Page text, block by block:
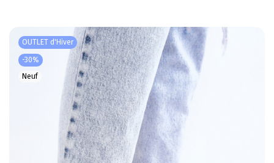
OUTLET d'Hiver
-30%
Neuf